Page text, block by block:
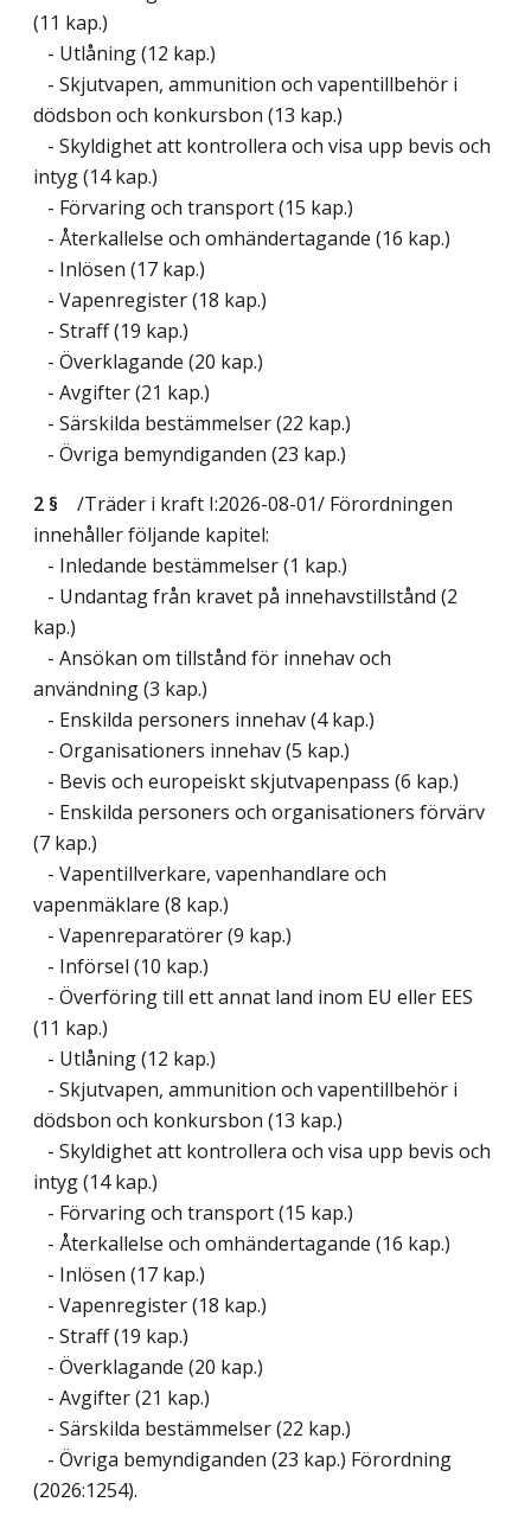
(11 kap.)
- Utlåning (12 kap.)
- Skjutvapen, ammunition och vapentillbehör i
dödsbon och konkursbon (13 kap.)
- Skyldighet att kontrollera och visa upp bevis och
intyg (14 kap.)
- Förvaring och transport (15 kap.)
- Återkallelse och omhändertagande (16 kap.)
- Inlösen (17 kap.)
- Vapenregister (18 kap.)
- Straff (19 kap.)
- Överklagande (20 kap.)
- Avgifter (21 kap.)
- Särskilda bestämmelser (22 kap.)
- Övriga bemyndiganden (23 kap.)
2 §
/Träder i kraft I:2026-08-01/ Förordningen
innehåller följande kapitel:
- Inledande bestämmelser (1 kap.)
- Undantag från kravet på innehavstillstånd (2
kap.)
- Ansökan om tillstånd för innehav och
användning (3 kap.)
- Enskilda personers innehav (4 kap.)
- Organisationers innehav (5 kap.)
- Bevis och europeiskt skjutvapenpass (6 kap.)
- Enskilda personers och organisationers förvärv
(7 kap.)
- Vapentillverkare, vapenhandlare och
vapenmäklare (8 kap.)
- Vapenreparatörer (9 kap.)
- Införsel (10 kap.)
- Överföring till ett annat land inom EU eller EES
(11 kap.)
- Utlåning (12 kap.)
- Skjutvapen, ammunition och vapentillbehör i
dödsbon och konkursbon (13 kap.)
- Skyldighet att kontrollera och visa upp bevis och
intyg (14 kap.)
- Förvaring och transport (15 kap.)
- Återkallelse och omhändertagande (16 kap.)
- Inlösen (17 kap.)
- Vapenregister (18 kap.)
- Straff (19 kap.)
- Överklagande (20 kap.)
- Avgifter (21 kap.)
- Särskilda bestämmelser (22 kap.)
- Övriga bemyndiganden (23 kap.) Förordning
(2026:1254).